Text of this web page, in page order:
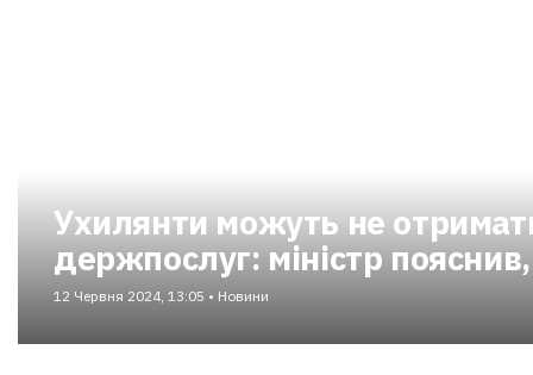
Ухилянти можуть не
держпослуг: міністр
12 Червня 2024, 13:05 • Новини